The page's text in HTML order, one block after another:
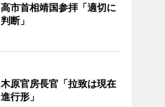
高市首相靖国参拝「適切に
判断」
木原官房長官「拉致は現在
進行形」